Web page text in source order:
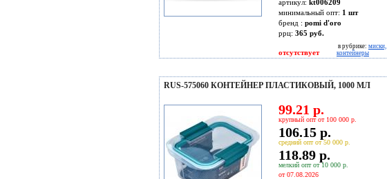
артикул: kt006209
минимальный опт: 1 шт
бренд : pomi d'oro
ррц: 365 руб.
отсутствует
в рубрике: миски,
контейнеры
RUS-575060 КОНТЕЙНЕР ПЛАСТИКОВЫЙ, 1000 МЛ
99.21 р.
крупный опт от 100 000 р.
106.15 р.
средний опт от 50 000 р.
118.89 р.
мелкий опт от 10 000 р.
от 07.08.2026